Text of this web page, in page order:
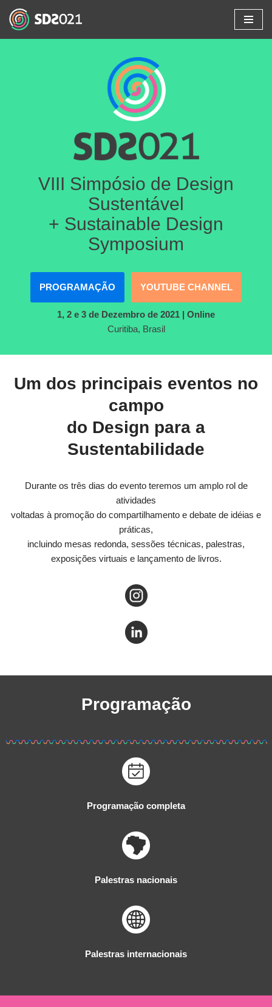
Skip
VIII Simpósio de Design
Sustentável
+ Sustainable Design
Symposium
PROGRAMAÇÃO YOUTUBE CHANNEL
1, 2 e 3 de Dezembro de 2021 | Online
Curitiba, Brasil
Um dos principais eventos no
campo
do Design para a
Sustentabilidade
Durante os três dias do evento teremos um amplo rol de
atividades
voltadas à promoção do compartilhamento e debate de idéias e
práticas,
incluindo mesas redonda, sessões técnicas, palestras,
exposições virtuais e lançamento de livros.
Programação
Programação completa
Palestras nacionais
Palestras internacionais